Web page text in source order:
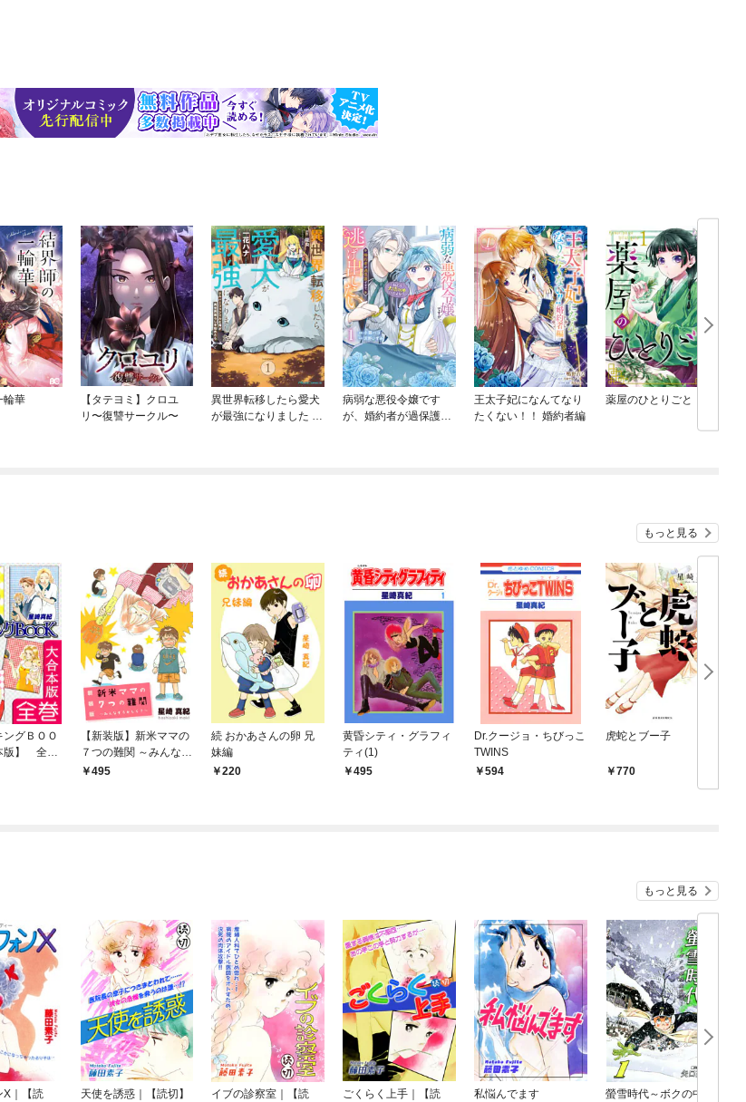
輪華
【タテヨミ】クロユ
リ〜復讐サークル〜
異世界転移したら愛犬
が最強になりました ～
病弱な悪役令嬢です
が、婚約者が過保護す
王太子妃になんてなり
たくない！！ 婚約者編
薬屋のひとりごと
もっと見る
グＢＯＯ
版】 全巻
【新装版】新米ママの
７つの難関 ～みんなそ
うかしら？～
495
続 おかあさんの卵 兄
妹編
220
黄昏シティ・グラフィ
ティ(1)
495
Dr.クージョ・ちびっこ
TWINS
594
虎蛇とブー子
770
もっと見る
X｜【読
天使を誘惑｜【読切】
イブの診察室｜【読
ごくらく上手｜【読
私悩んでます
螢雪時代～ボクの中学